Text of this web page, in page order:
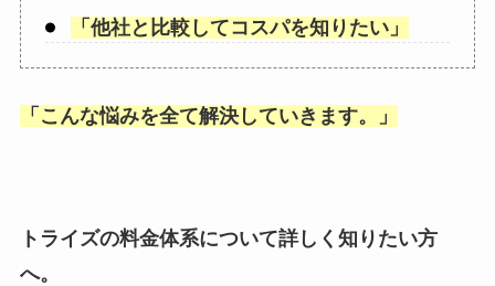
「 他社と比較してコスパを知りたい」
「 こんな悩みを全て解決していきます。 」
トライズの料金体系について詳しく知りたい方
へ。